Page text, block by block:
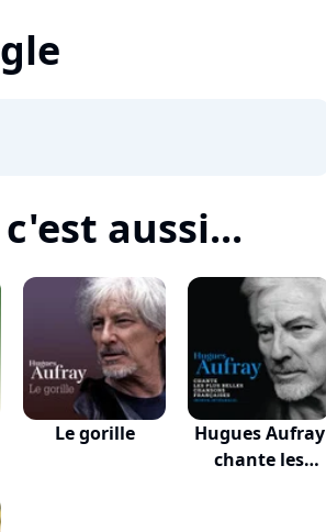
aussi...
Le gorille
Hugues Aufray
chante les